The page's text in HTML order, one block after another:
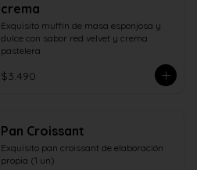
crema
Exquisito muffin de masa esponjosa y
dulce con sabor red velvet y crema
pastelera
$3.490
Pan Croissant
Exquisito pan croissant de elaboración
propia (1 un)